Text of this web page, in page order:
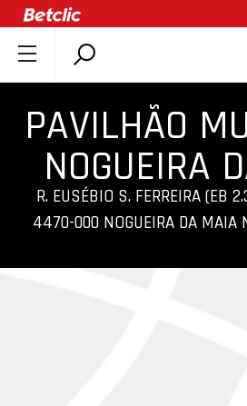
SOBRE A FPB
DOCUMENTOS
ÚLTIMAS
COMPETIÇÕES
ASSOCIAÇÕES
AGENTES
PAVILHÃO
NOGUEIRA
R. EUSÉBIO S. FERREIRA (EB
4470-000 NOGUEIRA DA MAIA